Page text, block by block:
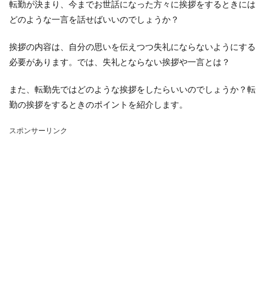
転勤が決まり、今までお世話になった方々に挨拶をするときには
どのような一言を話せばいいのでしょうか？
挨拶の内容は、自分の思いを伝えつつ失礼にならないようにする
必要があります。では、失礼とならない挨拶や一言とは？
また、転勤先ではどのような挨拶をしたらいいのでしょうか？転
勤の挨拶をするときのポイントを紹介します。
スポンサーリンク